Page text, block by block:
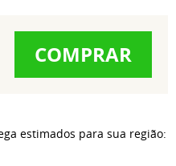
COMPRAR
estimados para sua região: